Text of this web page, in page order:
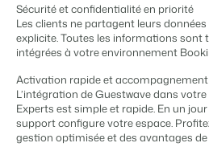
BEX CMS
Site web
Donnez vie à votre marque grâce à
Site web immobilier
Développeurs
Construisez votre solution avec notre
Rejoignez-nous dans notre aventure
de l'hospitalité.
Événements
Communications
Prenez le contrôle de la
Systèmes énergétiques
Il manque une
Sécurité et confidentialité en priorité
Les clients ne partagent leurs
explicite. Toutes les informations sont
intégrées à votre environnement
Activation rapide et
L’intégration de Guestwave dans
Experts est simple et rapide. En un
support configure votre espace.
gestion optimisée et des avantages de